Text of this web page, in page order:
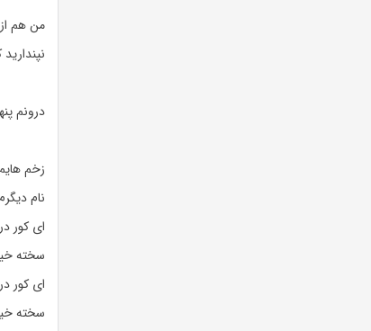
من هم
درونم
زخم
نام
ای کور
سخته
ای کور
سخته